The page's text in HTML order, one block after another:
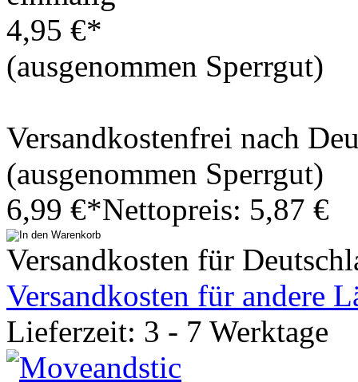
4,95 €*
(ausgenommen Sperrgut)
Versandkostenfrei nach
(ausgenommen Sperrgut)
6,99 €*Nettopreis: 5,87 €
Versandkosten für
Versandkosten für andere
Lieferzeit: 3 - 7 Werktage